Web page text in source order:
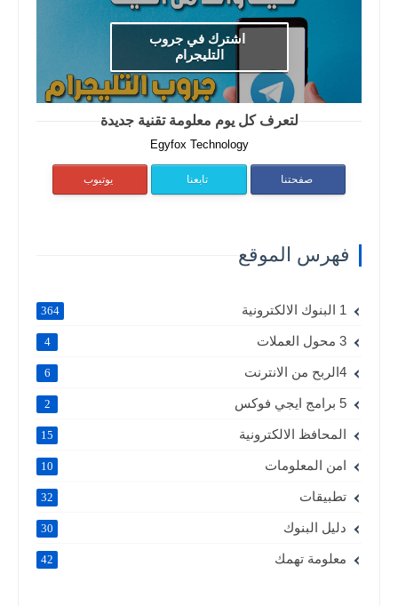
اشترك في جروب
التليجرام
لتعرف كل يوم معلومة تقنية جديدة
Egyfox Technology
صفحتنا تابعنا يوتيوب
فهرس الموقع
1 البنوك الالكترونية 364
3 محول العملات 4
4الربح من الانترنت 6
5 برامج ايجي فوكس 2
المحافظ الالكترونية 15
امن المعلومات 10
تطبيقات 32
دليل البنوك 30
معلومة تهمك 42